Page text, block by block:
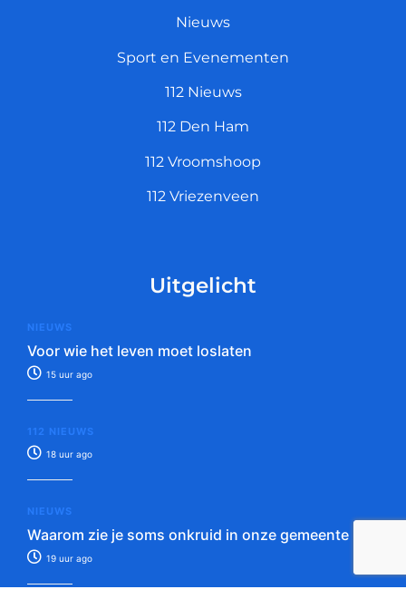
Nieuws
Sport en Evenementen
112 Nieuws
112 Den Ham
112 Vroomshoop
112 Vriezenveen
Uitgelicht
NIEUWS
Voor wie het leven moet loslaten
15 uur ago
112 NIEUWS
18 uur ago
NIEUWS
Waarom zie je soms onkruid in onze gemeente
19 uur ago